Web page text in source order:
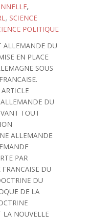
,
, SCIENCE
POLITIQUE
ALLEMANDE DU
EN PLACE
SOUS
DU
TOUT
ALLEMANDE
PAR
DU
DU
DE LA
LA NOUVELLE